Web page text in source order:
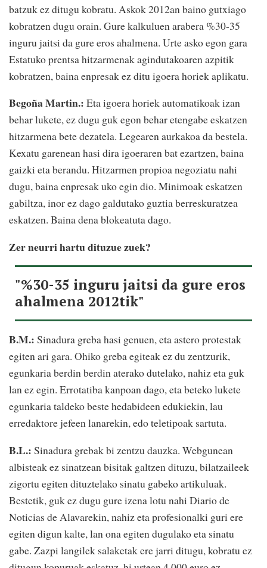
batzuk ez ditugu kobratu. Askok 2012an baino gutxiago
kobratzen dugu orain. Gure kalkuluen arabera %30-35
inguru jaitsi da gure eros ahalmena. Urte asko egon gara
Estatuko prentsa hitzarmenak agindutakoaren azpitik
kobratzen, baina enpresak ez ditu igoera horiek aplikatu.
Begoña Martin.: Eta igoera horiek automatikoak izan
behar lukete, ez dugu guk egon behar etengabe eskatzen
hitzarmena bete dezatela. Legearen aurkakoa da bestela.
Kexatu garenean hasi dira igoeraren bat ezartzen, baina
gaizki eta berandu. Hitzarmen propioa negoziatu nahi
dugu, baina enpresak uko egin dio. Minimoak eskatzen
gabiltza, inor ez dago galdutako guztia berreskuratzea
eskatzen. Baina dena blokeatuta dago.
Zer neurri hartu dituzue zuek?
"%30-35 inguru jaitsi da gure eros
ahalmena 2012tik"
B.M.: Sinadura greba hasi genuen, eta astero protestak
egiten ari gara. Ohiko greba egiteak ez du zentzurik,
egunkaria berdin berdin aterako dutelako, nahiz eta guk
lan ez egin. Errotatiba kanpoan dago, eta beteko lukete
egunkaria taldeko beste hedabideen edukiekin, lau
erredaktore jefeen lanarekin, edo teletipoak sartuta.
B.L.: Sinadura grebak bi zentzu dauzka. Webgunean
albisteak ez sinatzean bisitak galtzen dituzu, bilatzaileek
zigortu egiten dituztelako sinatu gabeko artikuluak.
Bestetik, guk ez dugu gure izena lotu nahi Diario de
Noticias de Alavarekin, nahiz eta profesionalki guri ere
egiten digun kalte, lan ona egiten dugulako eta sinatu
gabe. Zazpi langilek salaketak ere jarri ditugu, kobratu ez